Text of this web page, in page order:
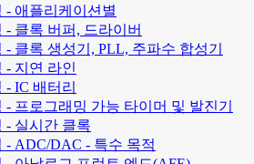
- 애플리케이션별
- 클록 버퍼, 드라이버
- 클록 생성기, PLL, 주파수 합성기
- 지연 라인
- IC 배터리
- 프로그래밍 가능 타이머 및 발진기
- 실시간 클록
- ADC/DAC - 특수 목적